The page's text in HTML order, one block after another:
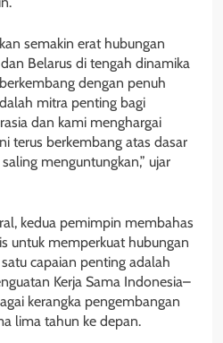
semakin erat hubungan
Belarus di tengah dinamika
dengan penuh
mitra penting bagi
dan kami menghargai
terus berkembang atas dasar
menguntungkan,” ujar
kedua pemimpin membahas
untuk memperkuat hubungan
capaian penting adalah
Kerja Sama Indonesia–
kerangka pengembangan
lima tahun ke depan.